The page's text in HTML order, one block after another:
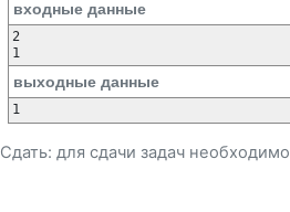
входные данные
2
1
выходные данные
1
Сдать: для сдачи задач необходимо